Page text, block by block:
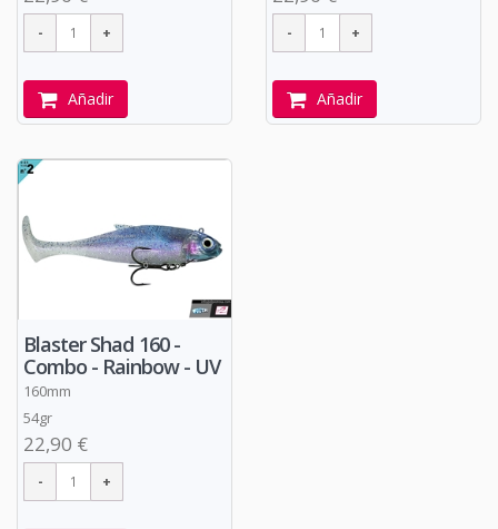
Añadir Añadir
Blaster Shad 160 -
Combo - Rainbow - UV
160mm
54gr
22,90 €